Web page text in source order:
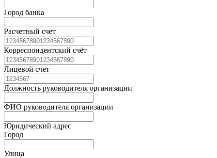
Город банка
Расчетный счет
Корреспондентский счёт
Лицевой счет
Должность руководителя организации
ФИО руководителя организации
Юридический адрес
Город
Улица